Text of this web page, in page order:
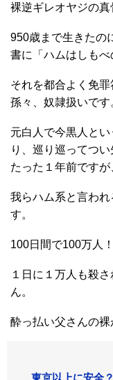
裸逆ギレオヤジの真
950歳まで生きたの
書に「ハムはしもべ
それを都合よく免
孫々、奴隷扱いです
元白人で今黒人と
り、巡り巡ってつ
たった１年前ですが
我らハム系と言わ
す。
100日間で100万人！
１日に１万人も殺
ん。
酔っ払い父さんの裸
東京以上に安全